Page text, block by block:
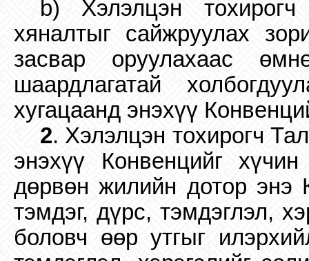
b) Хэлэлцэн
хяналтыг сайжруулах
засвар оруулахаас
шаардлагатай
хугацаанд энэхүү
2. Хэлэлцэн тохирогч
энэхүү Конвенцийг
дөрвөн жилийн дотор энэ
тэмдэг, дүрс, тэмдэглэл,
боловч өөр утгыг